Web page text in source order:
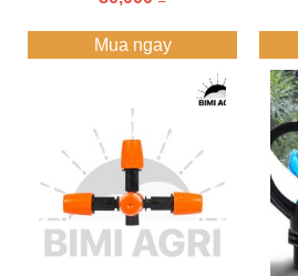
Mua ngay